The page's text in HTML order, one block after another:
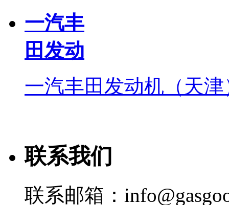
一汽丰
田发动
一汽丰田发动机（天
联系我们
联系邮箱：